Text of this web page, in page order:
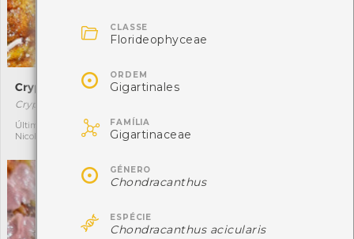
Cryptosula pallasiana
Cryptosula pallasiana
Última observação por:
Nicole Viana
Nicole Viana
 CLASSE
Florideophyceae
 ORDEM
Gigartinales
 FAMÍLIA
Gigartinaceae
 GÉNERO
Chondracanthus
 ESPÉCIE
Chondracanthus acicularis